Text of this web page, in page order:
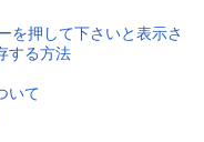
を押して下さいと表示さ
する方法
いて